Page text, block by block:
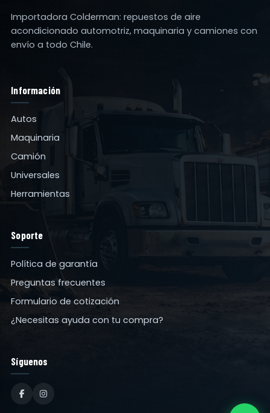
Importadora Colderman: repuestos de aire
acondicionado automotriz, maquinaria y camiones con
envío a todo Chile.
Información
Autos
Maquinaria
Camión
Universales
Herramientas
Soporte
Política de garantía
Preguntas frecuentes
Formulario de cotización
¿Necesitas ayuda con tu compra?
Síguenos